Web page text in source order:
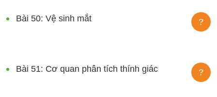
Bài 50: Vệ sinh mắt ?
Bài 51: Cơ quan phân tích thính giác ?